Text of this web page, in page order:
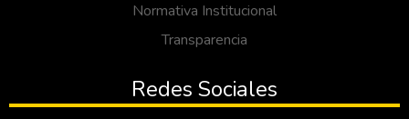
Normativa Institucional
Transparencia
Redes Sociales